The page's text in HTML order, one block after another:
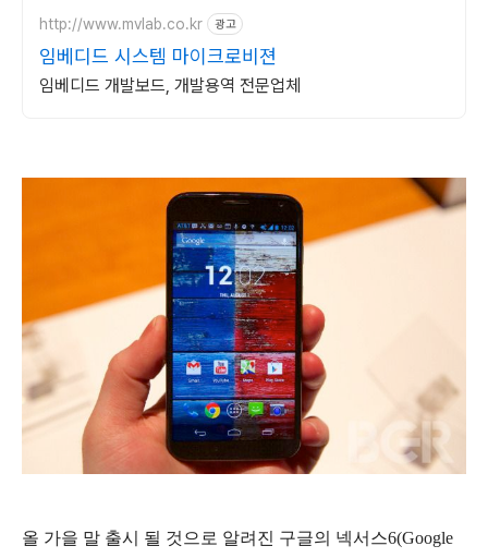
http://www.mvlab.co.kr 광고
임베디드 시스템 마이크로비젼
임베디드 개발보드, 개발용역 전문업체
올 가을 말 출시 될 것으로 알려진 구글의 넥서스6(Google